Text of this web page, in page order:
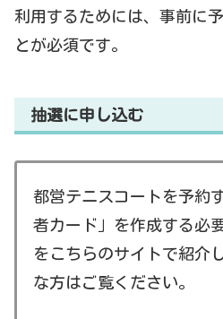
利用するためには、事前に
とが必須です。
抽選に申し込む
都営テニスコートを予約
者カード」を作成する必
をこちらのサイトで紹介
な方はご覧ください。